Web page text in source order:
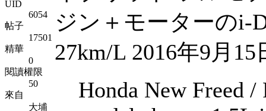
UID
6054
帖子
17501
精華
0
閱讀權限
50
來自
大埔
ジン＋モーターのi-
27km/L 2016年9月
Honda New Freed